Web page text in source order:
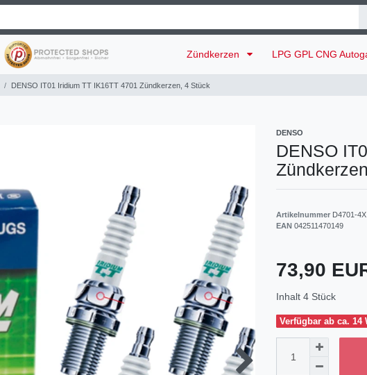
Zündkerzen LPG GPL CNG
DENSO IT01 Iridium TT IK16TT 4701 Zündkerzen, 4 Stück
DENSO
DENSO
Artikelnummer D4701-4X
EAN 042511470149
73,90
Inhalt 4 Stück
Verfügbar ab ca. 14